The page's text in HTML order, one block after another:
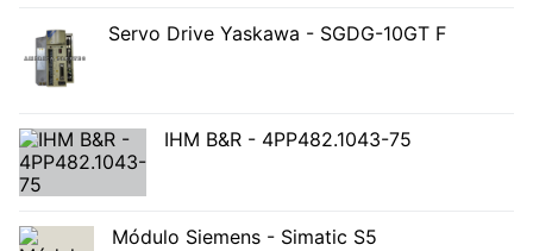
Servo Drive Yaskawa - SGDG-10GT F
IHM B&R - 4PP482.1043-75
Módulo Siemens - Simatic S5